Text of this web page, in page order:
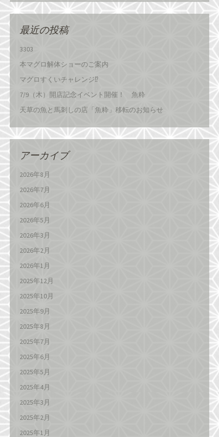
最近の投稿
3303
本マグロ解体ショーのご案内
マグロすくいチャレンジ⁉
7/9（木）開店記念イベント開催！ 魚粋
天草の魚と馬刺しの店「魚粋」移転のお知らせ
アーカイブ
2026年8月
2026年7月
2026年6月
2026年5月
2026年3月
2026年2月
2026年1月
2025年12月
2025年10月
2025年9月
2025年8月
2025年7月
2025年6月
2025年5月
2025年4月
2025年3月
2025年2月
2025年1月